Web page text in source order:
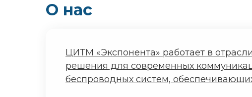
ЦИТМ «Экспонента» работает в
решения для современных
беспроводных систем,
О нас